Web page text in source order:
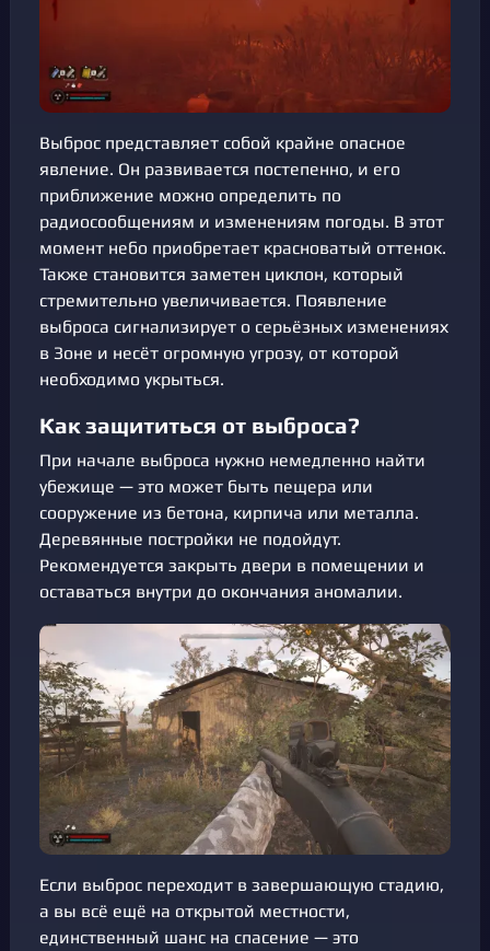
Выброс представляет собой крайне опасное
явление. Он развивается постепенно, и его
приближение можно определить по
радиосообщениям и изменениям погоды. В этот
момент небо приобретает красноватый оттенок.
Также становится заметен циклон, который
стремительно увеличивается. Появление
выброса сигнализирует о серьёзных изменениях
в Зоне и несёт огромную угрозу, от которой
необходимо укрыться.
Как защититься от выброса?
При начале выброса нужно немедленно найти
убежище — это может быть пещера или
сооружение из бетона, кирпича или металла.
Деревянные постройки не подойдут.
Рекомендуется закрыть двери в помещении и
оставаться внутри до окончания аномалии.
Если выброс переходит в завершающую стадию,
а вы всё ещё на открытой местности,
единственный шанс на спасение — это